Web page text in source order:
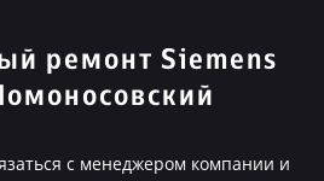
ремонт Siemens
с менеджером компании и